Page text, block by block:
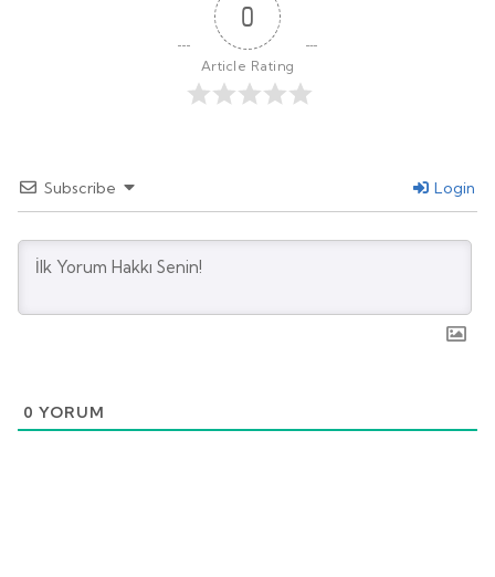
0
Article Rating
Subscribe Login
0 YORUM